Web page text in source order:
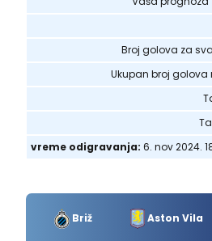
Broj golova za
Ukupan broj
vreme odigravanja: 6. nov 2024.
Briž Aston Vila